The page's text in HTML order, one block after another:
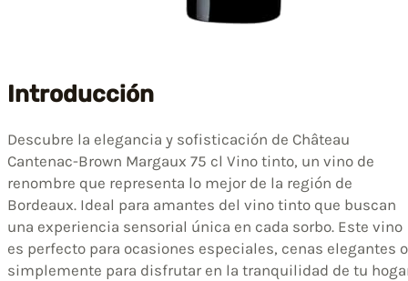
Introducción
Descubre la elegancia y sofisticación de Château
Cantenac-Brown Margaux 75 cl Vino tinto, un vino de
renombre que representa lo mejor de la región de
Bordeaux. Ideal para amantes del vino tinto que buscan
una experiencia sensorial única en cada sorbo. Este vino
es perfecto para ocasiones especiales, cenas elegantes o
simplemente para disfrutar en la tranquilidad de tu